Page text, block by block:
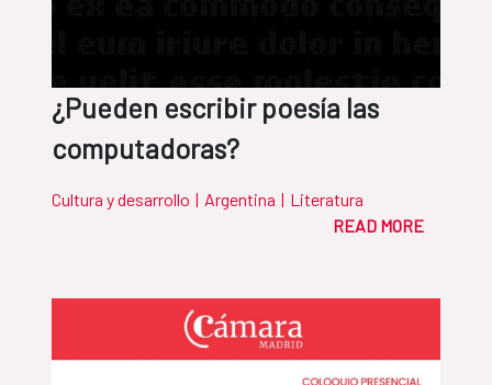
¿Pueden escribir poesía las
computadoras?
Cultura y desarrollo | Argentina | Literatura
READ MORE